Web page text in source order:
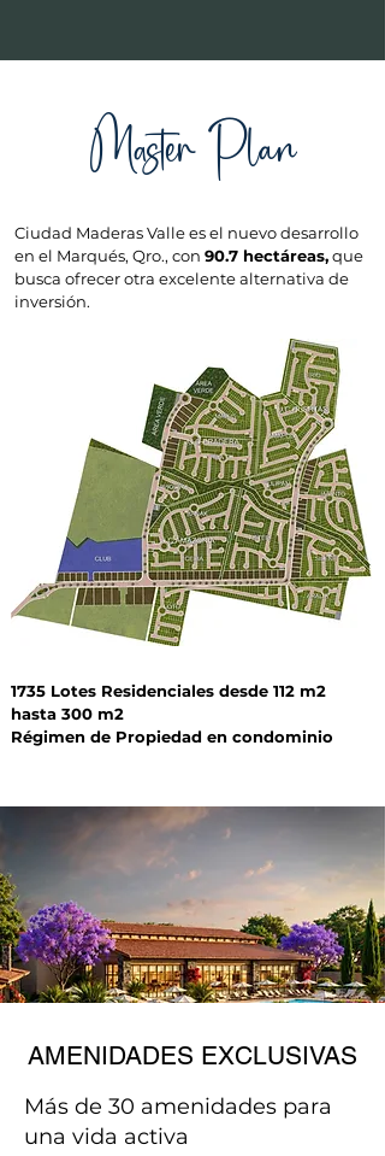
Master Plan
Ciudad Maderas Valle es el nuevo desarrollo
en el Marqués, Qro., con 90.7 hectáreas,que
busca ofrecer otra excelente alternativa de
inversión.
1735 Lotes Residenciales desde 112 m2
hasta 300 m2
Régimen de Propiedad en condominio
AMENIDADES EXCLUSIVAS
Más de 30 amenidades para
una vida activa